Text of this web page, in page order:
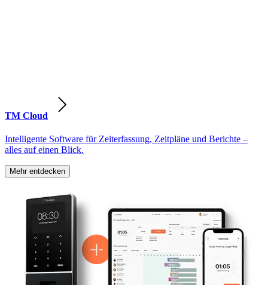
TM Cloud
Intelligente Software für Zeiterfassung, Zeitpläne und Berichte –
alles auf einen Blick.
Mehr entdecken